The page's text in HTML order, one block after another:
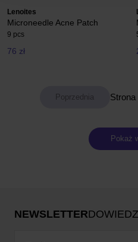
Lenoites
Microneedle Acne Patch
9 pcs
76 zł
Strona
Pokaż
NEWSLETTER